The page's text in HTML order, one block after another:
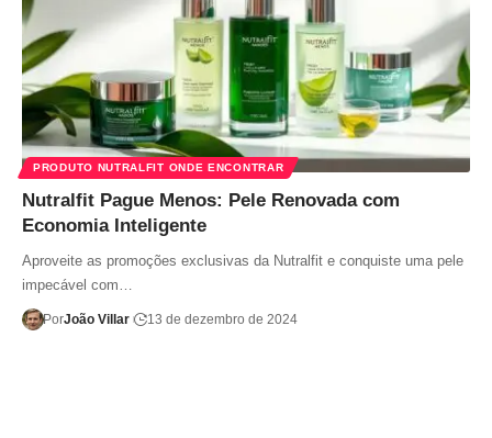
PRODUTO NUTRALFIT ONDE ENCONTRAR
Nutralfit Pague Menos: Pele Renovada com
Economia Inteligente
Aproveite as promoções exclusivas da Nutralfit e conquiste uma pele
impecável com…
PorJoão Villar 13 de dezembro de 2024